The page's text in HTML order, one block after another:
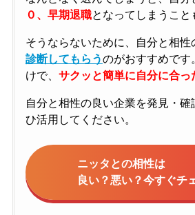
０、早期退職となってしまうこと
そうならないために、自分と相性
診断してもらうのがおすすめです
けで、 サクッと簡単に自分に合っ
自分と相性の良い企業を発見・
ひ活用してください。
ニッタとの相性は
良い？悪い？今すぐチ